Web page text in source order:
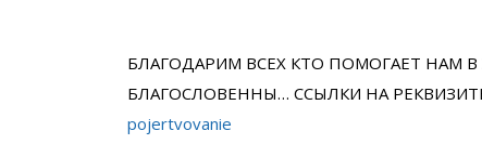
БЛАГОДАРИМ ВСЕХ КТО ПОМОГАЕТ НАМ
БЛАГОСЛОВЕННЫ… ССЫЛКИ НА
pojertvovanie